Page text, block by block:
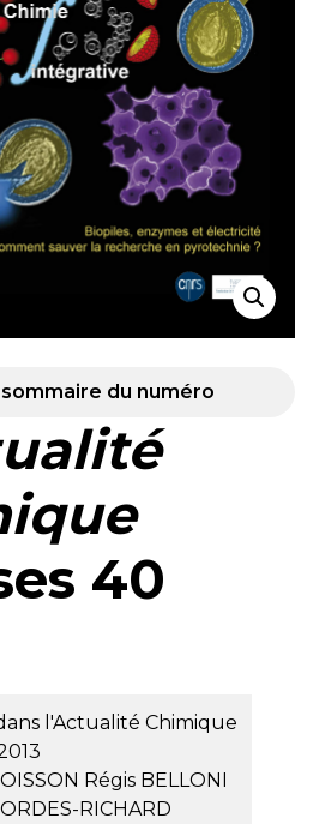
du numéro
40
l'Actualité Chimique
Régis BELLONI
RICHARD